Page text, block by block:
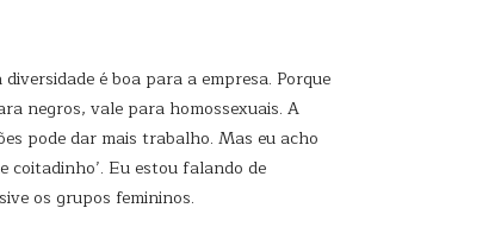
é boa para a empresa. Porque
negros, vale para homossexuais. A
pode dar mais trabalho. Mas eu acho
coitadinho’. Eu estou falando de
os grupos femininos.